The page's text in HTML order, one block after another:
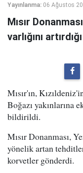
Yayınlanma: 06 Ağustos
Mısır
varlığını
Mısır'ın,
Boğazı yakınlarına
bildirildi.
Mısır Donanması,
yönelik artan
korvetler gönderdi.